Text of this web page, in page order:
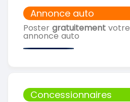
Annonce auto
Poster gratuitement votre
annonce auto
Concessionnaires